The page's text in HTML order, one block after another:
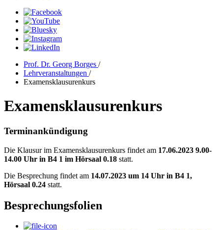
Prof. Dr. Georg Borges /
Lehrveranstaltungen /
Examensklausurenkurs
Examensklausurenkurs
Terminankündigung
Die Klausur im Examensklausurenkurs findet am 17.06.2023 9.00-
14.00 Uhr in B4 1 im Hörsaal 0.18 statt.
Die Besprechung findet am 14.07.2023 um 14 Uhr in B4 1,
Hörsaal 0.24 statt.
Besprechungsfolien